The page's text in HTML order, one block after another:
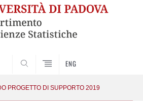
ENG
PROGETTO DI SUPPORTO 2019